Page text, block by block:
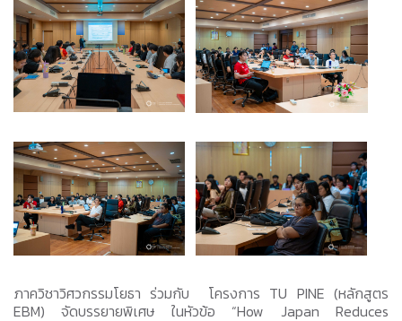
ภาควิชาวิศวกรรมโยธา ร่วมกับ โครงการ TU PINE (หลักสูตร
EBM) จัดบรรยายพิเศษ ในหัวข้อ “How Japan Reduces